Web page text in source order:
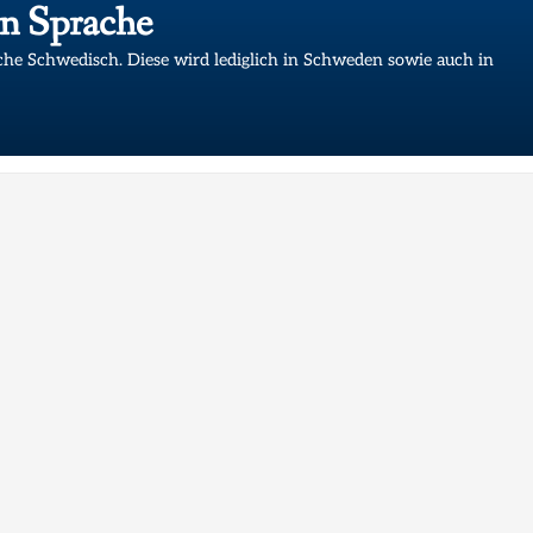
Sprache
Schwedisch. Diese wird lediglich in Schweden sowie auch in